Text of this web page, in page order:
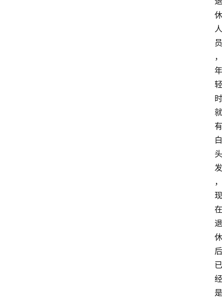
休
人
员
，
年
轻
时
就
有
白
头
发
，
现
在
退
休
后
已
经
是